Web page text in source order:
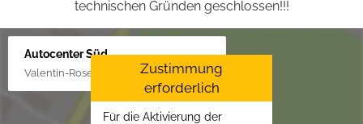
technischen Gründen geschlossen!!!
Autocenter Süd
Valentin-Rose-Str. 3, 16816 Neuruppin
Zustimmung
erforderlich
Für die Aktivierung der